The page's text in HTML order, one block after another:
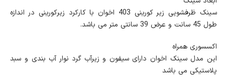
سینک ظرفشویی زیر کورینی 403 اخوان با کارکرد زیرکورینی در اندازه
طول 45 سانت و عرض 39 سانتی متر می باشد.
اکسسوری همراه
این مدل سینک اخوان دارای سیفون و زیرآب گرد نوار آب بندی و سبد
پلاستیکی می باشد